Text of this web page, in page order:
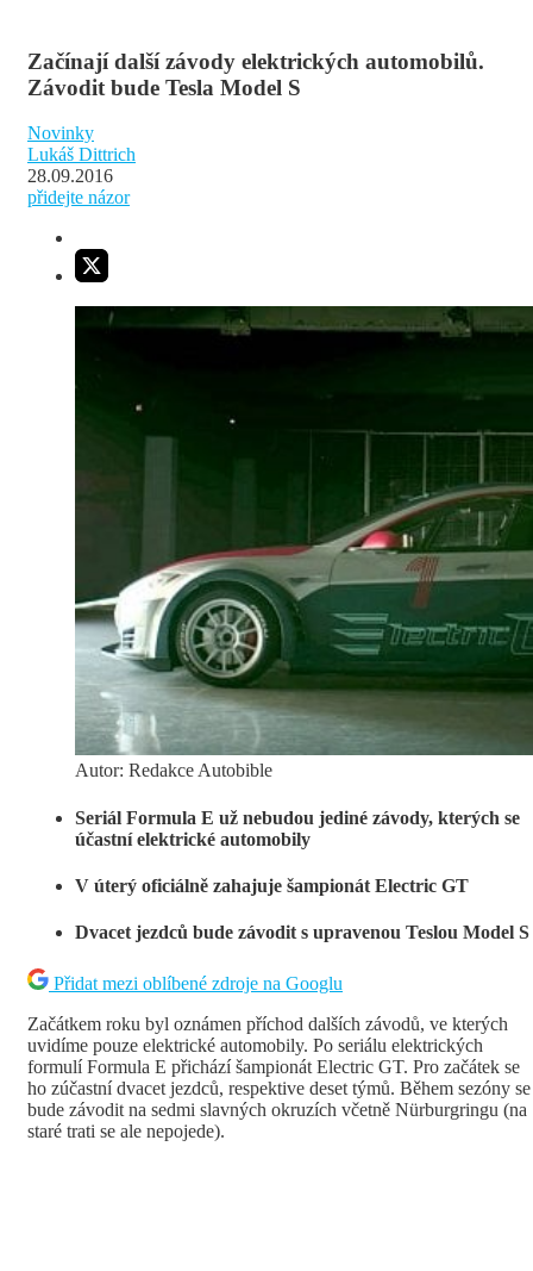
Začínají další závody elektrických automobilů.
Závodit bude Tesla Model S
Novinky
Lukáš Dittrich
28.09.2016
přidejte názor
Autor: Redakce Autobible
Seriál Formula E už nebudou jediné závody, kterých se
účastní elektrické automobily
V úterý oficiálně zahajuje šampionát Electric GT
Dvacet jezdců bude závodit s upravenou Teslou Model S
Přidat mezi oblíbené zdroje na Googlu
Začátkem roku byl oznámen příchod dalších závodů, ve kterých
uvidíme pouze elektrické automobily. Po seriálu elektrických
formulí Formula E přichází šampionát Electric GT. Pro začátek se
ho zúčastní dvacet jezdců, respektive deset týmů. Během sezóny se
bude závodit na sedmi slavných okruzích včetně Nürburgringu (na
staré trati se ale nepojede).